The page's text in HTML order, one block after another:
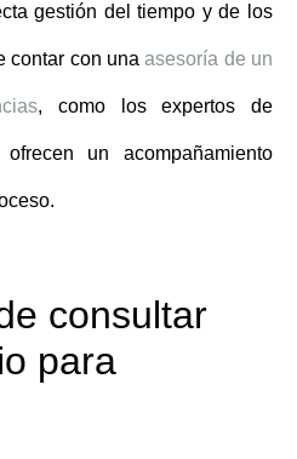
gestión del tiempo y de los
contar con unaasesoría de un
, como los expertos de
un acompañamiento
consultar
para